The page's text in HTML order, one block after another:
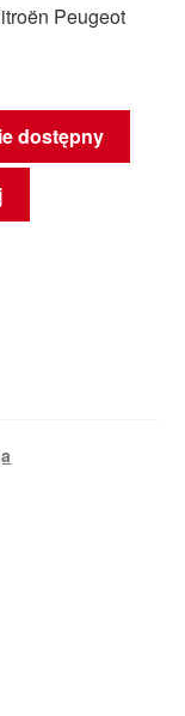
Peugeot
dostępny